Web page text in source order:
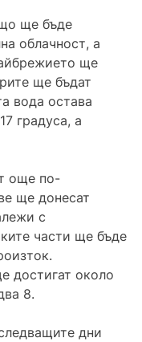
ще бъде
облачност, а
ще
ще бъдат
вода остава
градуса, а
още по-
ще донесат
с
части ще бъде
достигат около
8.
дни